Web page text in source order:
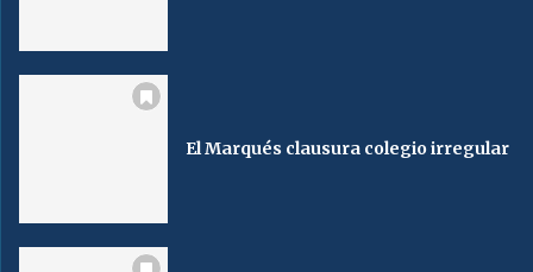
El Marqués clausura colegio irregular